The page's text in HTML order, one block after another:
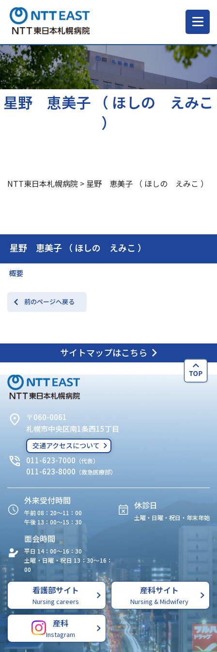
当院について
ご来院される方へ
交通アクセス お問い合わせ
星野 恵美子 （ ほしの えみこ ）
概要
前のページへ戻る
星野 恵美子 （ ほしの えみこ
）
NTT東日本札幌病院 > 星野 恵美子 （ ほしの えみこ ）
サイトマップはこちら
〒060-0061
札幌市中央区南1条西15丁目
交通アクセスについて
011-623-7000 （代表）
011-623-8000 （救急医療部）
外来受付時間
午前 08：20〜11：00
午後 13：00〜15：30
休診日
土曜・日曜・祝日・年末年始
面会時間
平日 14：00〜16：30
土曜・日曜・祝日 13：30〜16：
00
看護部サイト
Nursing careers
産科サイト
Nursing & Midwifery
産科
Instagram